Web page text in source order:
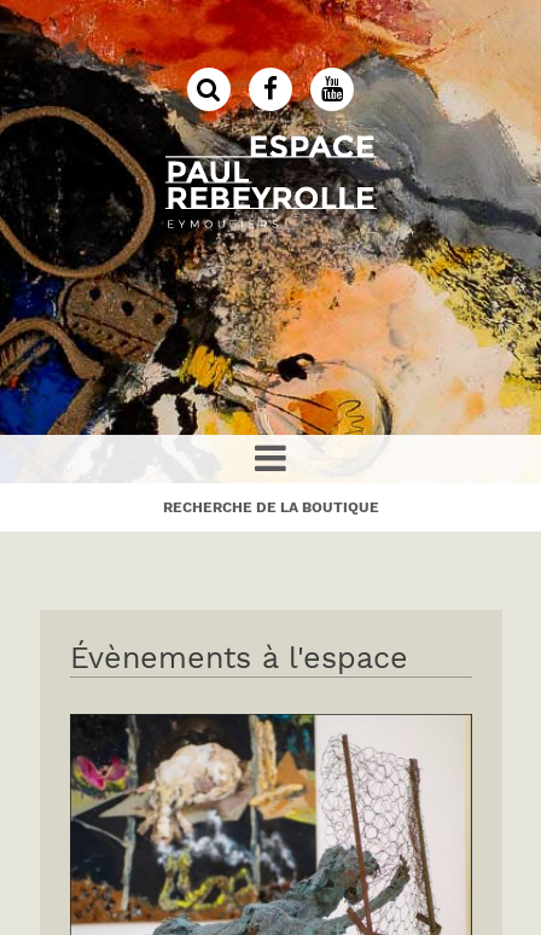
RECHERCHE DE LA BOUTIQUE
Évènements à l'espace